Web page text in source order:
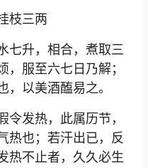
枝三两
七升，相合，煮取三
服至六七日乃解；
以美酒醢易之。
令发热，此属历节，
热也；若汗出已，反
热不止者，久久必生